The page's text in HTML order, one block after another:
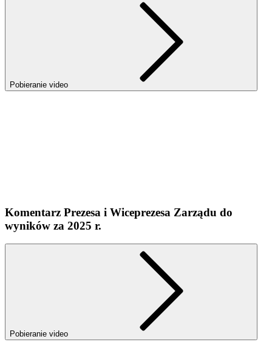
Pobieranie video
Komentarz Prezesa i Wiceprezesa Zarządu do
wyników za 2025 r.
Pobieranie video